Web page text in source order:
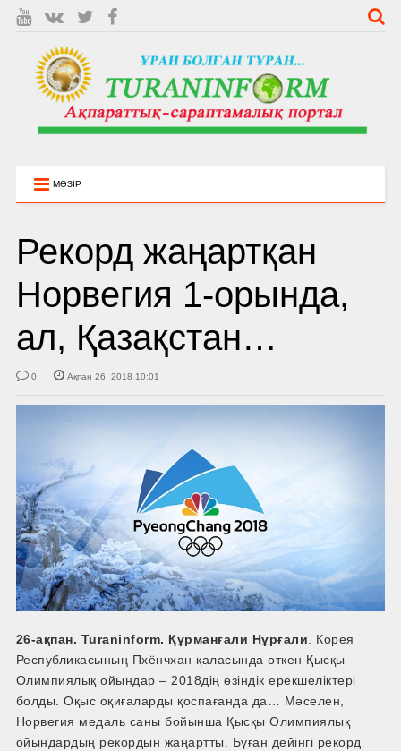
МӘЗІР
Рекорд жаңартқан
Норвегия 1-орында,
ал, Қазақстан…
0 Ақпан 26, 2018 10:01
26-ақпан. Turaninform. Құрманғали Нұрғали . Корея
Республикасының Пхёнчхан қаласында өткен Қысқы
Олимпиялық ойындар – 2018дің өзіндік ерекшеліктері
болды. Оқыс оқиғаларды қоспағанда да… Мәселен,
Норвегия медаль саны бойынша Қысқы Олимпиялық
ойындардың рекордын жаңартты. Бұған дейінгі рекорд